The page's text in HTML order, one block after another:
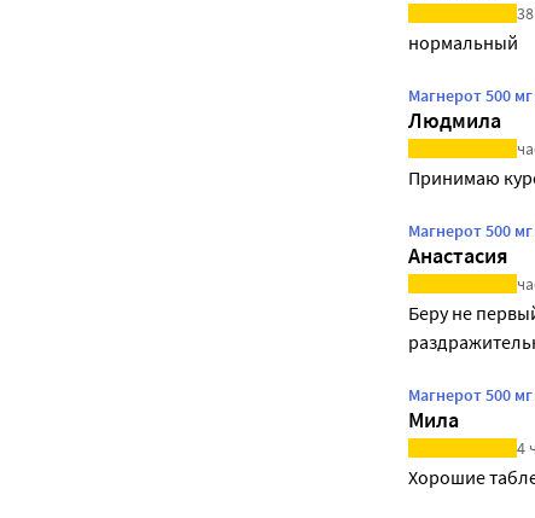
нормальный
Магнерот 500
Людмила
Принимаю
Магнерот 500
Анастасия
Беру не
Магнерот 500
Мила
4
Хорошие